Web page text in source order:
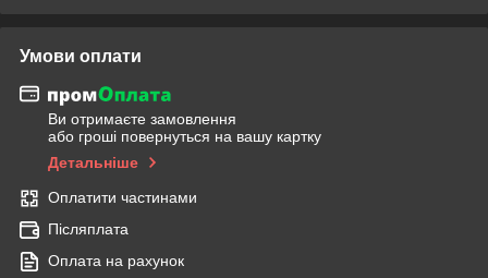
Умови оплати
Ви отримаєте замовлення
або гроші повернуться на вашу картку
Детальніше
Оплатити частинами
Післяплата
Оплата на рахунок